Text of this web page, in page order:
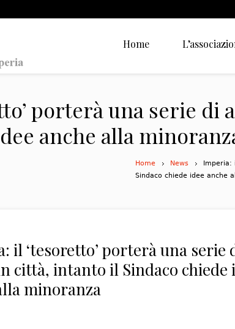
Home
porterà una serie di
anche alla
Home News
Imperia:
Sindaco chiede idee anche
il ‘tesoretto’ porterà una serie
città, intanto il Sindaco chiede
minoranza